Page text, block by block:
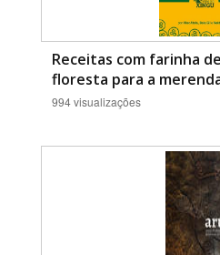
Receitas com farinha
floresta para a
994 visualizações